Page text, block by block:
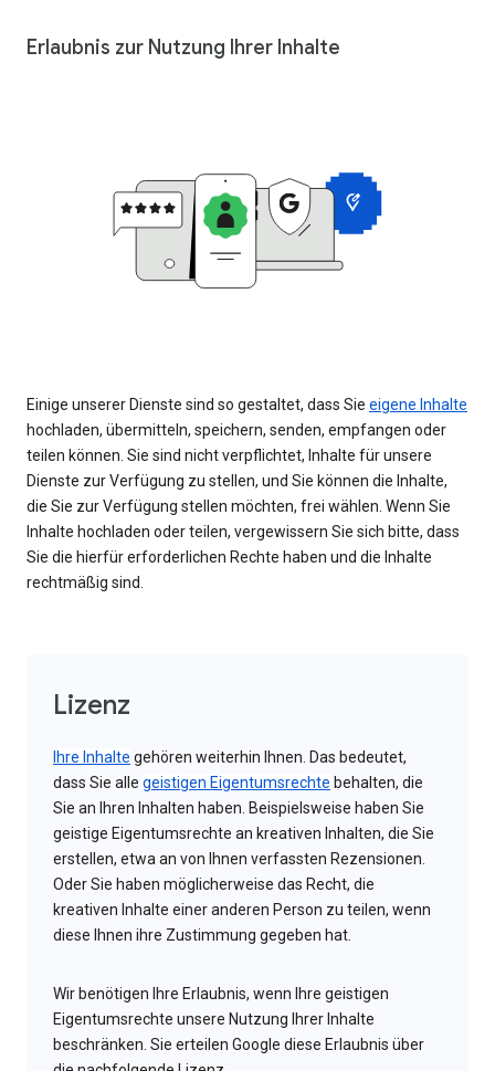
Erlaubnis zur Nutzung Ihrer Inhalte
Einige unserer Dienste sind so gestaltet, dass Sie eigene Inhalte
hochladen, übermitteln, speichern, senden, empfangen oder
teilen können. Sie sind nicht verpflichtet, Inhalte für unsere
Dienste zur Verfügung zu stellen, und Sie können die Inhalte,
die Sie zur Verfügung stellen möchten, frei wählen. Wenn Sie
Inhalte hochladen oder teilen, vergewissern Sie sich bitte, dass
Sie die hierfür erforderlichen Rechte haben und die Inhalte
rechtmäßig sind.
Lizenz
Ihre Inhalte gehören weiterhin Ihnen. Das bedeutet,
dass Sie alle geistigen Eigentumsrechte behalten, die
Sie an Ihren Inhalten haben. Beispielsweise haben Sie
geistige Eigentumsrechte an kreativen Inhalten, die Sie
erstellen, etwa an von Ihnen verfassten Rezensionen.
Oder Sie haben möglicherweise das Recht, die
kreativen Inhalte einer anderen Person zu teilen, wenn
diese Ihnen ihre Zustimmung gegeben hat.
Wir benötigen Ihre Erlaubnis, wenn Ihre geistigen
Eigentumsrechte unsere Nutzung Ihrer Inhalte
beschränken. Sie erteilen Google diese Erlaubnis über